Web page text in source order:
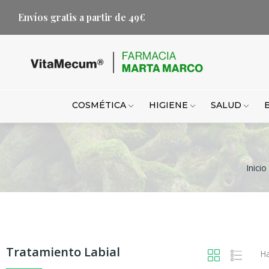
Envíos gratis a partir de 49€
COSMÉTICA HIGIENE SALUD
Inicio
Tratamiento Labial